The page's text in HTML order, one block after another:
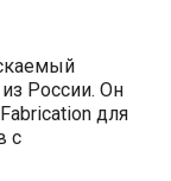
России. Он
для
с